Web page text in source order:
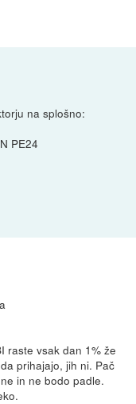
na splošno:
PE24
raste vsak dan 1% že
prihajajo, jih ni. Pač
in ne bodo padle.